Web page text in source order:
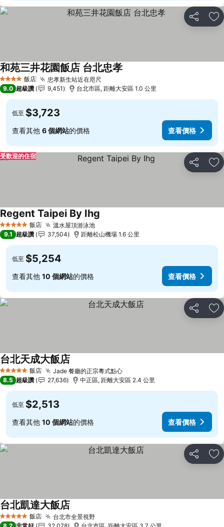
分享 加
4 星級 飯店 忠孝新生站近在咫尺查看價格
和苑三井花園飯店 台北忠孝查看價格
9.0 超級讚 9,451 台北市區, 距離大安區 1.0 公里
低至 $3,723
查看其他 6 個網站的價格 查看價格
分享 加
受歡迎的住宿
5 星級 飯店 溫水屋頂游泳池查看價格
Regent Taipei By Ihg
9.1 超級讚 37,504 距離松山機場 1.6 公里
低至 $5,254
查看其他 10 個網站的價格 查看價格
分享 加
5 星級 飯店 Jade 餐廳的正宗粵式點心查看價格
台北天成大飯店
8.5 超級讚 27,636 中正區, 距離大安區 2.4 公里
低至 $2,513
查看其他 10 個網站的價格 查看價格
分享 加
5 星級 飯店 台北市全景視野查看價格
台北凱達大飯店